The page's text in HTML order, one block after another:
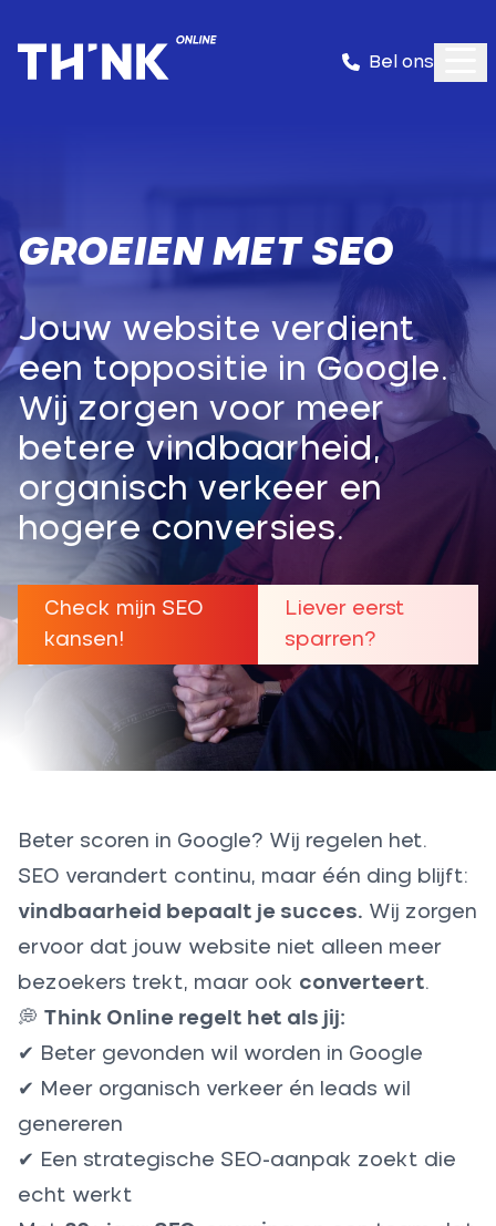
Bel ons
GROEIEN MET SEO
Jouw website verdient
een toppositie in Google.
Wij zorgen voor meer
betere vindbaarheid,
organisch verkeer en
hogere conversies.
Check mijn SEO
kansen!
Liever eerst
sparren?
Beter scoren in Google? Wij regelen het.
SEO verandert continu, maar één ding blijft:
vindbaarheid bepaalt je succes. Wij zorgen
ervoor dat jouw website niet alleen meer
bezoekers trekt, maar ook converteert.
💭 Think Online regelt het als jij:
✔ Beter gevonden wil worden in Google
✔ Meer organisch verkeer én leads wil
genereren
✔ Een strategische SEO-aanpak zoekt die
echt werkt